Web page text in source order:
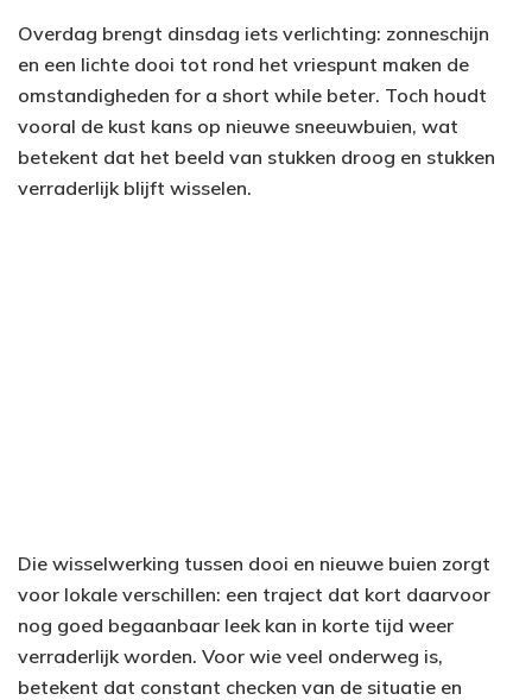
Overdag brengt dinsdag iets verlichting: zonneschijn
en een lichte dooi tot rond het vriespunt maken de
omstandigheden for a short while beter. Toch houdt
vooral de kust kans op nieuwe sneeuwbuien, wat
betekent dat het beeld van stukken droog en stukken
verraderlijk blijft wisselen.
Die wisselwerking tussen dooi en nieuwe buien zorgt
voor lokale verschillen: een traject dat kort daarvoor
nog goed begaanbaar leek kan in korte tijd weer
verraderlijk worden. Voor wie veel onderweg is,
betekent dat constant checken van de situatie en